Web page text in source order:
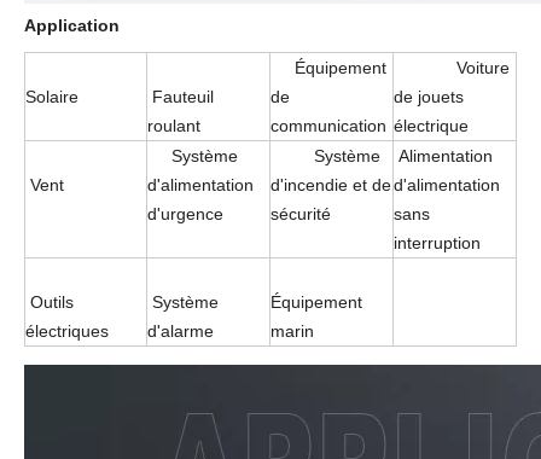
Application
Solaire
Fauteuil
roulant
Équipement
de
communication
Voiture
de jouets
électrique
Vent
Système
d'alimentation
d'urgence
Système
d'incendie et de
sécurité
Alimentation
d'alimentation
sans
interruption
Outils
électriques
Système
d'alarme
Équipement
marin